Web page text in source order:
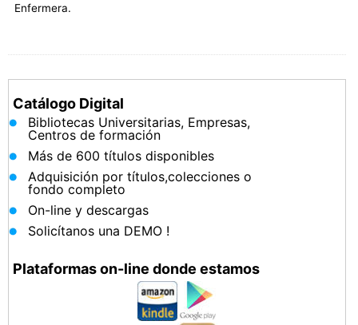
Enfermera.
Catálogo Digital
Bibliotecas Universitarias, Empresas,
Centros de formación
Más de 600 títulos disponibles
Adquisición por títulos,colecciones o
fondo completo
On-line y descargas
Solicítanos una DEMO !
Plataformas on-line donde estamos